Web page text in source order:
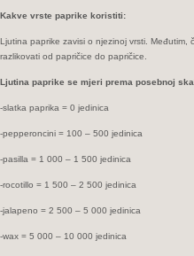
Kakve vrste paprike koristiti:
Ljutina paprike zavisi o njezinoj vrsti. Međutim,
razlikovati od papričice do papričice.
Ljutina paprike se mjeri prema posebnoj
-slatka paprika = 0 jedinica
-pepperoncini = 100 – 500 jedinica
-pasilla = 1 000 – 1 500 jedinica
-rocotillo = 1 500 – 2 500 jedinica
-jalapeno = 2 500 – 5 000 jedinica
-wax = 5 000 – 10 000 jedinica